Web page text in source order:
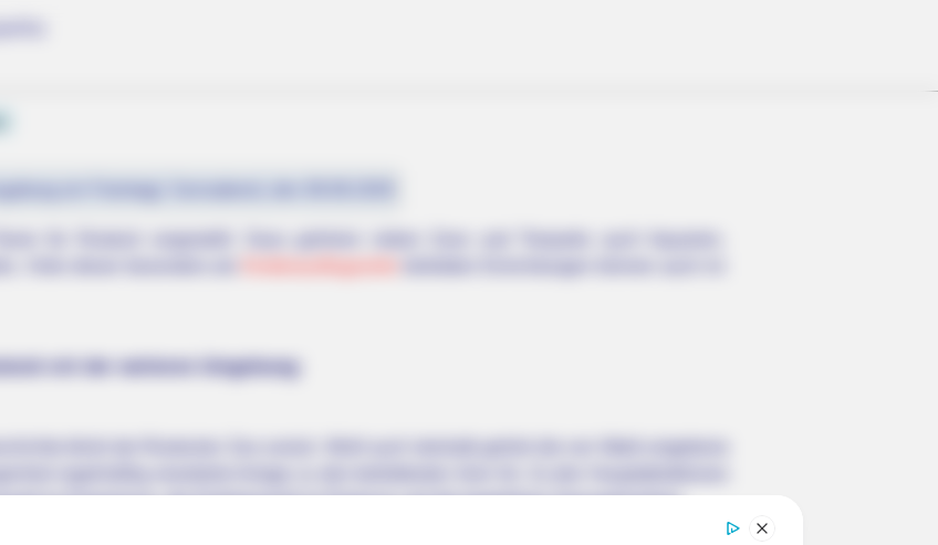
mit der weiteren Umgebung:
im Darwineum, die Eisbärenwelt im Polarium und die begehbare Seevogelvoliere.
Genesung Dolly Parton Has Been Dating Him All Along